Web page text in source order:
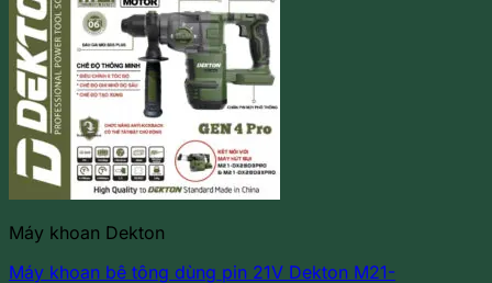
Máy khoan Dekton
Máy khoan bê tông dùng pin 21V Dekton M21-